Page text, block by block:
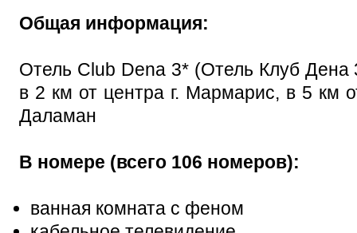
Общая информация:
Отель Club Dena 3* (Отель Клуб
в 2 км от центра г. Мармарис, в 5 км
Даламан
В номере (всего 106 номеров):
ванная комната с феном